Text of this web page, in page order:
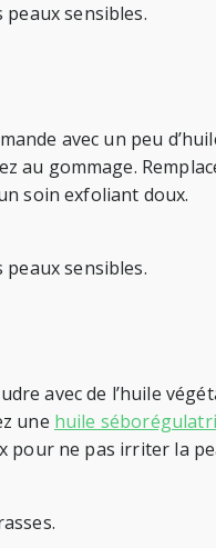
sensibles.
avec un peu
au gommage.
soin exfoliant doux.
sensibles.
avec de l’huile
une huile
pour ne pas irriter la